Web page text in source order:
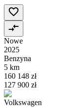
Nowe
2025
Benzyna
5 km
160 148 zł
127 900 zł
Volkswagen